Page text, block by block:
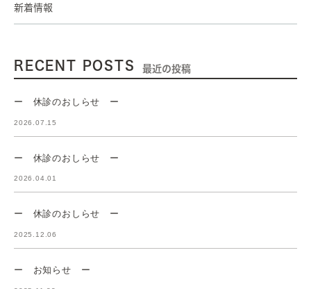
新着情報
RECENT POSTS 最近の投稿
ー 休診のおしらせ ー
2026.07.15
ー 休診のおしらせ ー
2026.04.01
ー 休診のおしらせ ー
2025.12.06
ー お知らせ ー